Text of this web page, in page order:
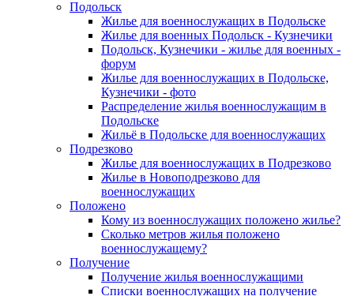
Подольск
Жилье для военнослужащих в Подольске
Жилье для военных Подольск - Кузнечики
Подольск, Кузнечики - жилье для военных -
форум
Жилье для военнослужащих в Подольске,
Кузнечики - фото
Распределение жилья военнослужащим в
Подольске
Жильё в Подольске для военнослужащих
Подрезково
Жилье для военнослужащих в Подрезково
Жилье в Новоподрезково для
военнослужащих
Положено
Кому из военнослужащих положено жилье?
Сколько метров жилья положено
военнослужащему?
Получение
Получение жилья военнослужащими
Списки военнослужащих на получение